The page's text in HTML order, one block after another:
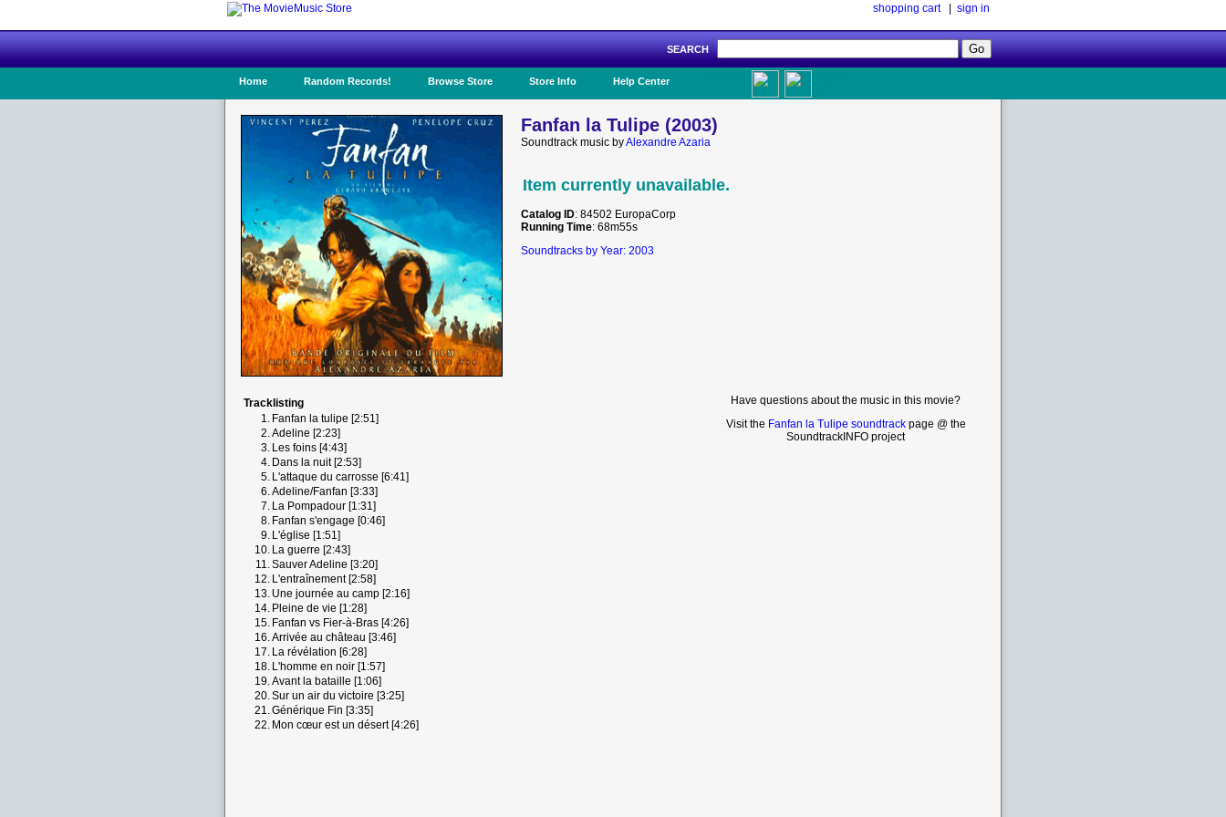
shopping cart| sign in
SEARCH
Home Random Records! Browse Store Store Info Help Center
Fanfan la Tulipe (2003)
Soundtrack music byAlexandre Azaria
Item currently unavailable.
Catalog ID: 84502 EuropaCorp
Running Time: 68m55s
Soundtracks by Year: 2003
Tracklisting
1. Fanfan la tulipe [2:51]
2.Adeline [2:23]
3. Les foins [4:43]
4. Dans la nuit [2:53]
5. L'attaque du carrosse [6:41]
6.Adeline/Fanfan [3:33]
7. La Pompadour [1:31]
8. Fanfan s'engage [0:46]
9. L'église [1:51]
10. La guerre [2:43]
11.Sauver Adeline [3:20]
12. L'entraînement [2:58]
13. Une journée au camp [2:16]
14. Pleine de vie [1:28]
15. Fanfan vs Fier-à-Bras [4:26]
16.Arrivée au château [3:46]
17. La révélation [6:28]
18. L'homme en noir [1:57]
19.Avant la bataille [1:06]
20.Sur un air du victoire [3:25]
21.Générique Fin [3:35]
22. Mon cœur est un désert [4:26]
Have questions about the music in this movie?
Visit the Fanfan la Tulipe soundtrackpage @ the
SoundtrackINFO project